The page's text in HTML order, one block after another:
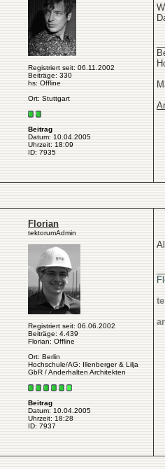
Registriert seit: 06.11.2002
Beiträge: 330
hs: Offline
Ort: Stuttgart
Beitrag
Datum: 10.04.2005
Uhrzeit: 18:09
ID: 7935
Florian
tektorumAdmin
Registriert seit: 06.06.2002
Beiträge: 4.439
Florian: Offline
Ort: Berlin
Hochschule/AG: Illenberger & Lilja
GbR / Anderhalten Architekten
Beitrag
Datum: 10.04.2005
Uhrzeit: 18:28
ID: 7937